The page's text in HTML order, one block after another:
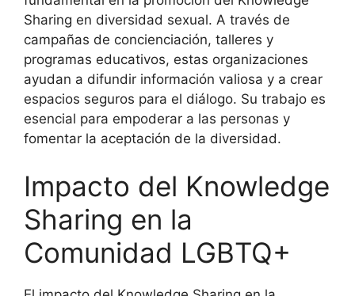
Sharing en diversidad sexual. A través de
campañas de concienciación, talleres y
programas educativos, estas organizaciones
ayudan a difundir información valiosa y a crear
espacios seguros para el diálogo. Su trabajo es
esencial para empoderar a las personas y
fomentar la aceptación de la diversidad.
Impacto del Knowledge
Sharing en la
Comunidad LGBTQ+